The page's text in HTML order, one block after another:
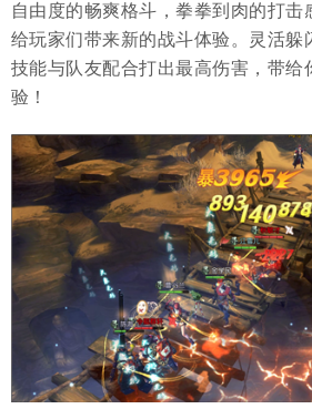
自由度的畅爽格斗，拳拳到肉的打击
给玩家们带来新的战斗体验。灵活躲
技能与队友配合打出最高伤害，带给
验！